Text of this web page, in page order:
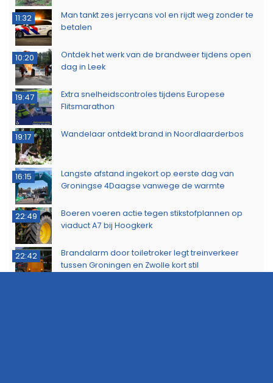
11:32
Man tankt zes jerrycans vol en rijdt weg zonder te
betalen
10:20
Ontdek het werk van de brandweer tijdens open
dag in Leek
19:47
Extra snelheidscontroles tijdens Europese
Flitsmarathon
19:17 Wandelaar ontdekt brand in Noordlaarderbos
16:15
Langste afstand ingekort op eerste dag van
Groningse 4Daagse vanwege de warmte
22:49
Boeren voeren actie tegen stikstofplannen op
viaduct A7 bij Hoogkerk
22:42
Brandalarm door toiletroker legt treinverkeer
tussen Groningen en Zwolle kort stil